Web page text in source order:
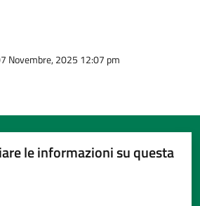
Novembre, 2025 12:07 pm
le informazioni su questa